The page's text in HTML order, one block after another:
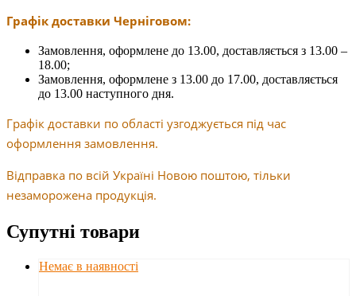
Графік доставки Черніговом:
Замовлення, оформлене до 13.00, доставляється з 13.00 –
18.00;
Замовлення, оформлене з 13.00 до 17.00, доставляється
до 13.00 наступного дня.
Графік доставки по області узгоджується під час
оформлення замовлення.
Відправка по всій Україні Новою поштою, тільки
незаморожена продукція.
Супутні товари
Немає в наявності